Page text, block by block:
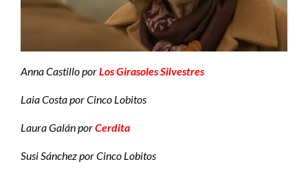
Anna Castillo porLos Girasoles Silvestres
Laia Costa por Cinco Lobitos
Laura Galán porCerdita
Susi Sánchez por Cinco Lobitos